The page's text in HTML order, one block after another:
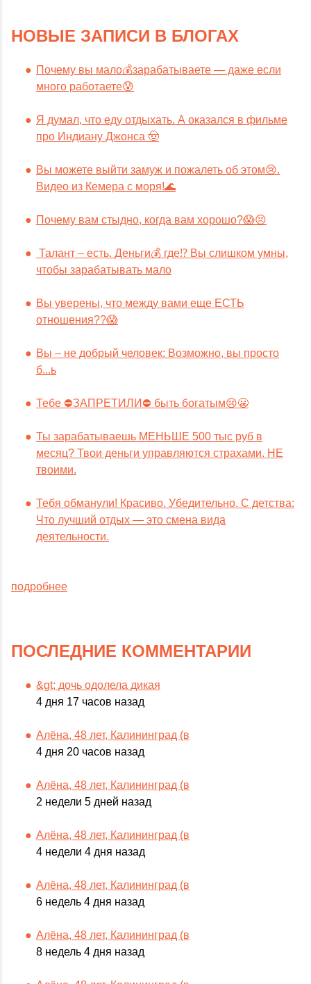
НОВЫЕ ЗАПИСИ В БЛОГАХ
Почему вы мало💰зарабатываете — даже если
много работаете😰
Я думал, что еду отдыхать. А оказался в фильме
про Индиану Джонса 🤠
Вы можете выйти замуж и пожалеть об этом😢.
Видео из Кемера с моря!🌊
Почему вам стыдно, когда вам хорошо?😱😣
Талант – есть. Деньги💰 где⁉️ Вы слишком умны,
чтобы зарабатывать мало
Вы уверены, что между вами еще ЕСТЬ
отношения??😱
Вы – не добрый человек: Возможно, вы просто
б...ь
Тебе ⛔️ЗАПРЕТИЛИ⛔️ быть богатым😢😬
Ты зарабатываешь МЕНЬШЕ 500 тыс руб в
месяц? Твои деньги управляются страхами. НЕ
твоими.
Тебя обманули! Красиво. Убедительно. С детства:
Что лучший отдых — это смена вида
деятельности.
подробнее
ПОСЛЕДНИЕ КОММЕНТАРИИ
&gt; дочь одолела дикая
4 дня 17 часов назад
Алёна, 48 лет, Калининград (в
4 дня 20 часов назад
Алёна, 48 лет, Калининград (в
2 недели 5 дней назад
Алёна, 48 лет, Калининград (в
4 недели 4 дня назад
Алёна, 48 лет, Калининград (в
6 недель 4 дня назад
Алёна, 48 лет, Калининград (в
8 недель 4 дня назад